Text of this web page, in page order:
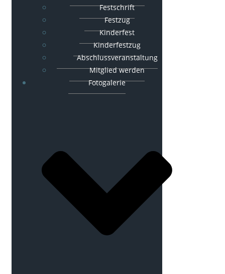
Festschrift
Festzug
Kinderfest
Kinderfestzug
Abschlussveranstaltung
Mitglied werden
Fotogalerie